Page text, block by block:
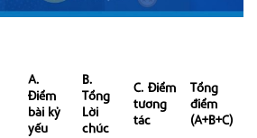
A.
Điểm
bài kỷ
yếu
B.
Tổng
Lời
chúc
C. Điểm
tương
tác
Tổng
điểm
(A+B+C)